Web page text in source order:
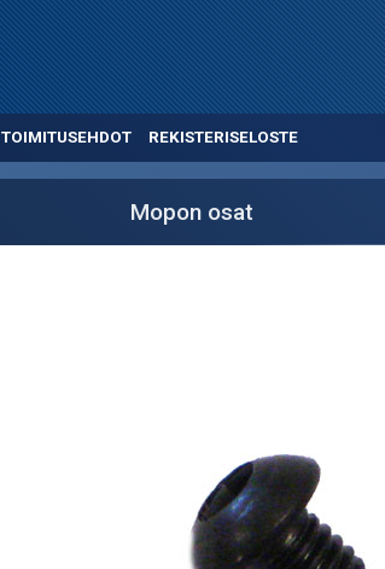
TOIMITUSEHDOT REKISTERISELOSTE
Mopon osat